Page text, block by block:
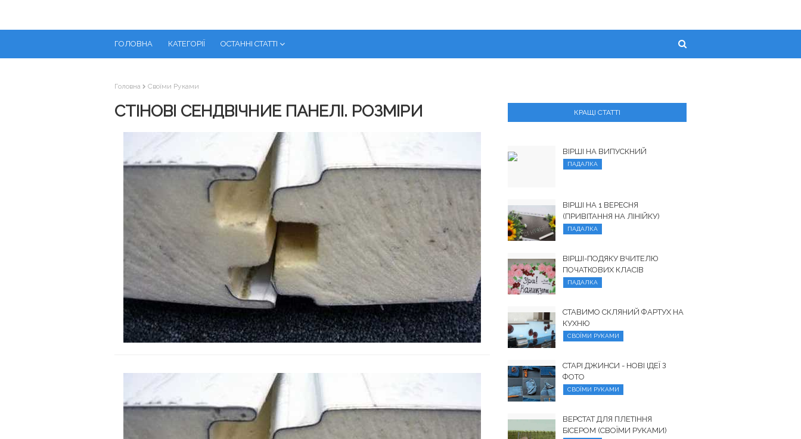
ГОЛОВНА КАТЕГОРІЇ ОСТАННІ СТАТТІ
Головна Своїми Руками
СТІНОВІ СЕНДВІЧНИЕ ПАНЕЛІ. РОЗМІРИ КРАЩІ СТАТТІ
ВІРШІ НА ВИПУСКНИЙ
ПАДАЛКА
ВІРШІ НА 1 ВЕРЕСНЯ
(ПРИВІТАННЯ НА ЛІНІЙКУ)
ПАДАЛКА
ВІРШІ-ПОДЯКУ ВЧИТЕЛЮ
ПОЧАТКОВИХ КЛАСІВ
ПАДАЛКА
СТАВИМО СКЛЯНИЙ ФАРТУХ НА
КУХНЮ
СВОЇМИ РУКАМИ
СТАРІ ДЖИНСИ - НОВІ ІДЕЇ З
ФОТО
СВОЇМИ РУКАМИ
ВЕРСТАТ ДЛЯ ПЛЕТІННЯ
БІСЕРОМ (СВОЇМИ РУКАМИ)